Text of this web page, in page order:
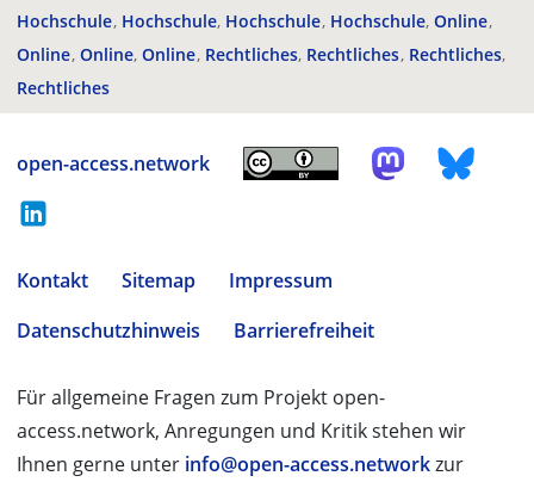
Hochschule Hochschule Hochschule Hochschule Online
Online Online Online Rechtliches Rechtliches Rechtliches
Rechtliches
open-access.network
Kontakt Sitemap
Impressum
Datenschutzhinweis
Barrierefreiheit
Für allgemeine Fragen zum Projekt open-
access.network, Anregungen und Kritik stehen wir
Ihnen gerne unter info@open-access.networkzur